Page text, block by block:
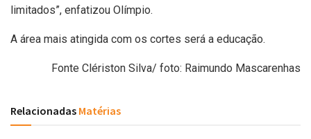
limitados”, enfatizou Olímpio.
A área mais atingida com os cortes será a educação.
Fonte Clériston Silva/ foto: Raimundo Mascarenhas
Relacionadas Matérias